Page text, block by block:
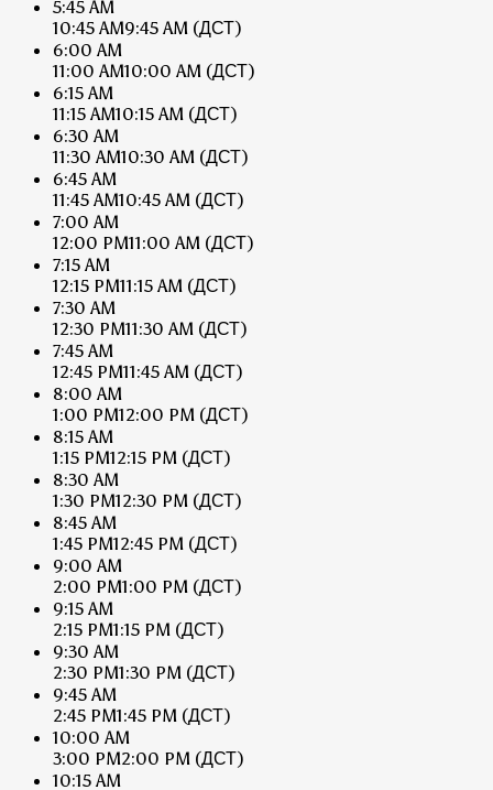
5:45 AM
10:45 AM9:45 AM (ДСТ)
6:00 AM
11:00 AM10:00 AM (ДСТ)
6:15 AM
11:15 AM10:15 AM (ДСТ)
6:30 AM
11:30 AM10:30 AM (ДСТ)
6:45 AM
11:45 AM10:45 AM (ДСТ)
7:00 AM
12:00 PM11:00 AM (ДСТ)
7:15 AM
12:15 PM11:15 AM (ДСТ)
7:30 AM
12:30 PM11:30 AM (ДСТ)
7:45 AM
12:45 PM11:45 AM (ДСТ)
8:00 AM
1:00 PM12:00 PM (ДСТ)
8:15 AM
1:15 PM12:15 PM (ДСТ)
8:30 AM
1:30 PM12:30 PM (ДСТ)
8:45 AM
1:45 PM12:45 PM (ДСТ)
9:00 AM
2:00 PM1:00 PM (ДСТ)
9:15 AM
2:15 PM1:15 PM (ДСТ)
9:30 AM
2:30 PM1:30 PM (ДСТ)
9:45 AM
2:45 PM1:45 PM (ДСТ)
10:00 AM
3:00 PM2:00 PM (ДСТ)
10:15 AM